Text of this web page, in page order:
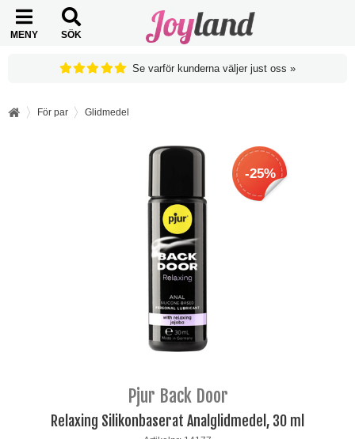
MENY SÖK
Se varför kunderna väljer just oss »
För par Glidmedel
-25%
Pjur Back Door
Relaxing Silikonbaserat Analglidmedel, 30 ml